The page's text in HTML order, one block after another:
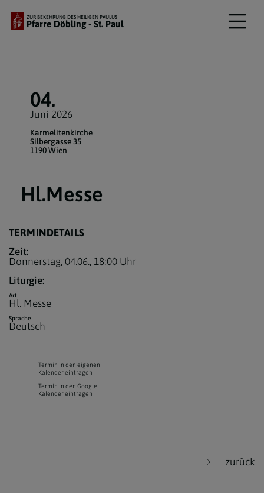
ZUR BEKEHRUNG DES HEILIGEN PAULUS
Pfarre Döbling - St. Paul
04.
Juni 2026
Karmelitenkirche
Silbergasse 35
1190 Wien
Hl.Messe
TERMINDETAILS
Zeit:
Donnerstag, 04.06., 18:00 Uhr
Liturgie:
Art
Hl. Messe
Sprache
Deutsch
Termin in den eigenen
Kalender eintragen
Termin in den Google
Kalender eintragen
zurück